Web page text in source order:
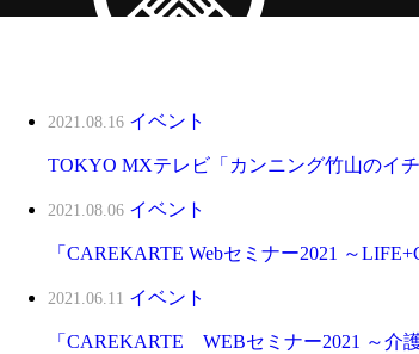
2021.08.16 イベント
TOKYO MXテレビ「カンニング竹山のイ
2021.08.06 イベント
「CAREKARTE Webセミナー2021 ～
2021.06.11 イベント
「CAREKARTE WEBセミナー2021 ～介